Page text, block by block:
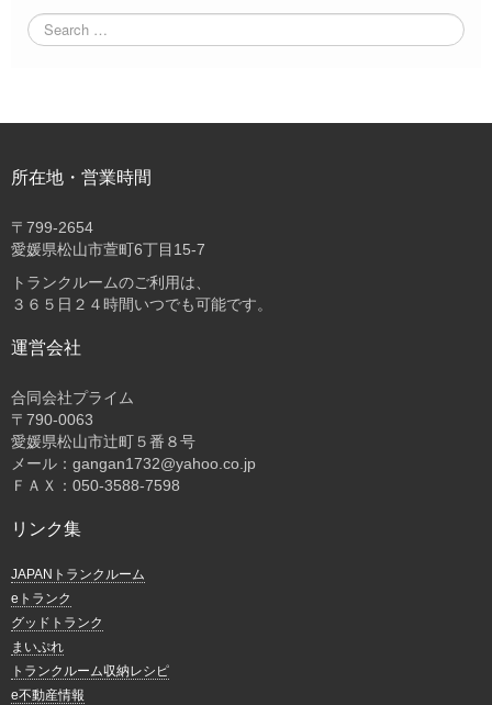
所在地・営業時間
〒 799-2654
愛媛県松山市萱町6丁目15-7
トランクルームのご利用は、
３６５日２４時間いつでも可能です。
運営会社
合同会社プライム
〒 790-0063
愛媛県松山市辻町５番８号
メール：gangan1732@yahoo.co.jp
ＦＡＸ：050-3588-7598
リンク集
JAPANトランクルーム
eトランク
グッドトランク
まいぷれ
トランクルーム収納レシピ
e不動産情報